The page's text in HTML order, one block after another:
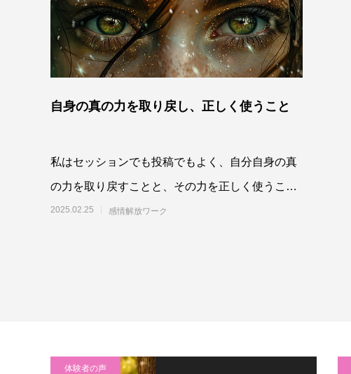
自身の真の力を取り戻し、正しく使うこと
私はセッションでも投稿でもよく、自分自身の真
の力を取り戻すことと、その力を正しく使うこと
についてお話しています。この二つは車の両輪
2025.02.25 感情解放ワーク
体験者の声